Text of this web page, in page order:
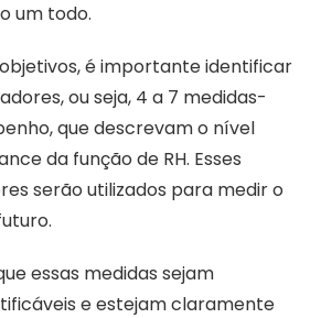
um todo.
é importante identificar
ou seja, 4 a 7 medidas-
que descrevam o nível
da função de RH. Esses
serão utilizados para medir o
essas medidas sejam
e estejam claramente